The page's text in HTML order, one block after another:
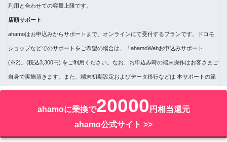
ahamoに乗換で20000 円相当還元
ahamo公式サイト >>
利用と合わせての容量上限です。
店頭サポート
ahamoはお申込みからサポートまで、オンラインにて受付するプランです。ドコモ
ショップなどでのサポートをご希望の場合は、「ahamoWebお申込みサポート
(※2)」(税込3,300円) をご利用ください。なお、お申込み時の端末操作はお客さまご
自身で実施頂きます。また、端末初期設定およびデータ移行などは 本サポートの範
囲外となります。端末初期設定およびデータ移行の補助をご希望のお客さまは「初
期設定サポート(有料)(※3)」を別途お申込みください。
※2お客さまのご要望に基づき、ahamo専用サイトからのお申込みの補助を行うもの